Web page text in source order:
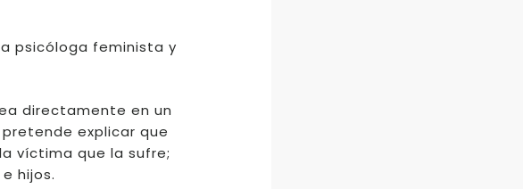
psicóloga feminista y
directamente en un
explicar que
víctima que la sufre;
hijos.